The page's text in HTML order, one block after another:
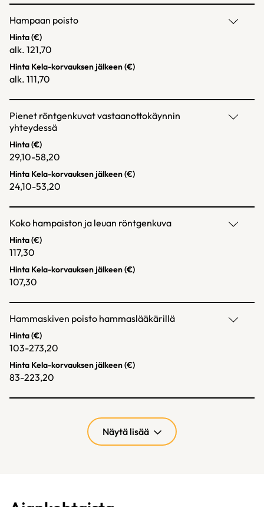
Hampaan poisto
Hinta (€)
alk. 121,70
Hinta Kela-korvauksen jälkeen (€)
alk. 111,70
Pienet röntgenkuvat vastaanottokäynnin
yhteydessä
Hinta (€)
29,10-58,20
Hinta Kela-korvauksen jälkeen (€)
24,10-53,20
Koko hampaiston ja leuan röntgenkuva
Hinta (€)
117,30
Hinta Kela-korvauksen jälkeen (€)
107,30
Hammaskiven poisto hammaslääkärillä
Hinta (€)
103-273,20
Hinta Kela-korvauksen jälkeen (€)
83-223,20
Näytä lisää